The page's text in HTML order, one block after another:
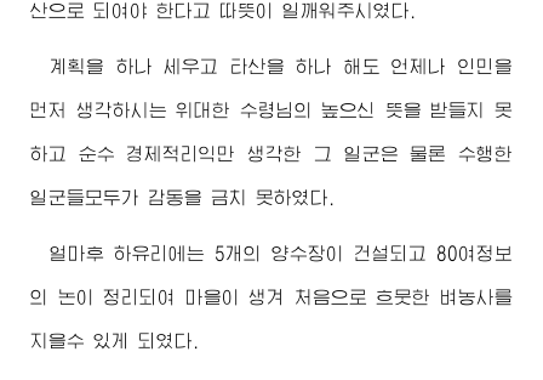
산으로 되여야 한다고 따뜻이 일깨워주시였다.
계획을 하나 세우고 타산을 하나 해도 언제나 인민을
먼저 생각하시는위대한 수령님 의 높으신 뜻을 받들지 못
하고 순수 경제적리익만 생각한 그 일군은 물론 수행한
일군들모두가 감동을 금치 못하였다.
얼마후 하유리에는 5개의 양수장이 건설되고 80여정보
의 논이 정리되여 마을이 생겨 처음으로 흐뭇한 벼농사를
지을수 있게 되였다.